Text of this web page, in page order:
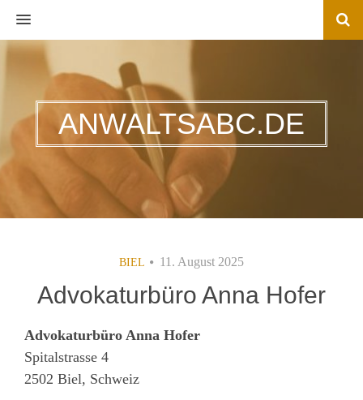
MENU
ANWALTSABC.DE
BIEL 11. August 2025
Advokaturbüro Anna Hofer
Advokaturbüro Anna Hofer
Spitalstrasse 4
2502 Biel, Schweiz